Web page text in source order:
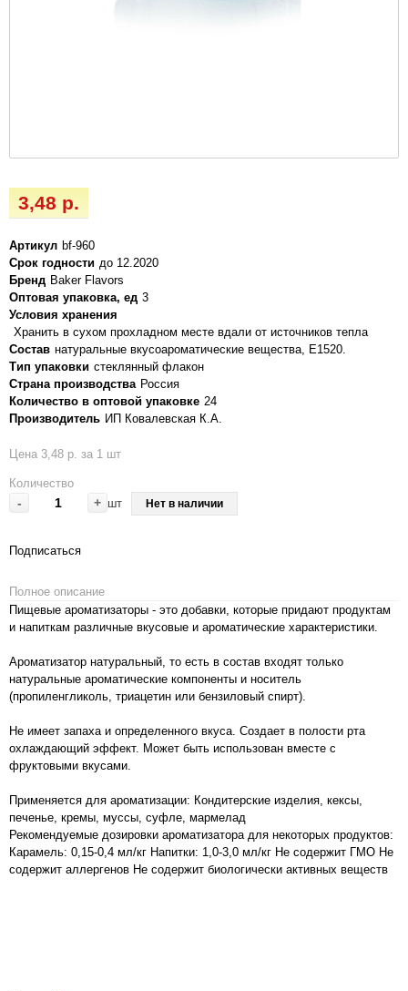
3,48 р.
Артикул bf-960
Срок годности до 12.2020
Бренд Baker Flavors
Оптовая упаковка, ед 3
Условия хранения
Хранить в сухом прохладном месте вдали от источников тепла
Состав натуральные вкусоароматические вещества, Е1520.
Тип упаковки стеклянный флакон
Страна производства Россия
Количество в оптовой упаковке 24
Производитель ИП Ковалевская К.А.
Цена 3,48 р. за 1 шт
Количество
- + шт Нет в наличии
Подписаться
Полное описание
Пищевые ароматизаторы - это добавки, которые придают продуктам
и напиткам различные вкусовые и ароматические характеристики.
Ароматизатор натуральный, то есть в состав входят только
натуральные ароматические компоненты и носитель
(пропиленгликоль, триацетин или бензиловый спирт).
Не имеет запаха и определенного вкуса. Создает в полости рта
охлаждающий эффект. Может быть использован вместе с
фруктовыми вкусами.
Применяется для ароматизации: Кондитерские изделия, кексы,
печенье, кремы, муссы, суфле, мармелад
Рекомендуемые дозировки ароматизатора для некоторых продуктов:
Карамель: 0,15-0,4 мл/кг Напитки: 1,0-3,0 мл/кг Не содержит ГМО Не
содержит аллергенов Не содержит биологически активных веществ